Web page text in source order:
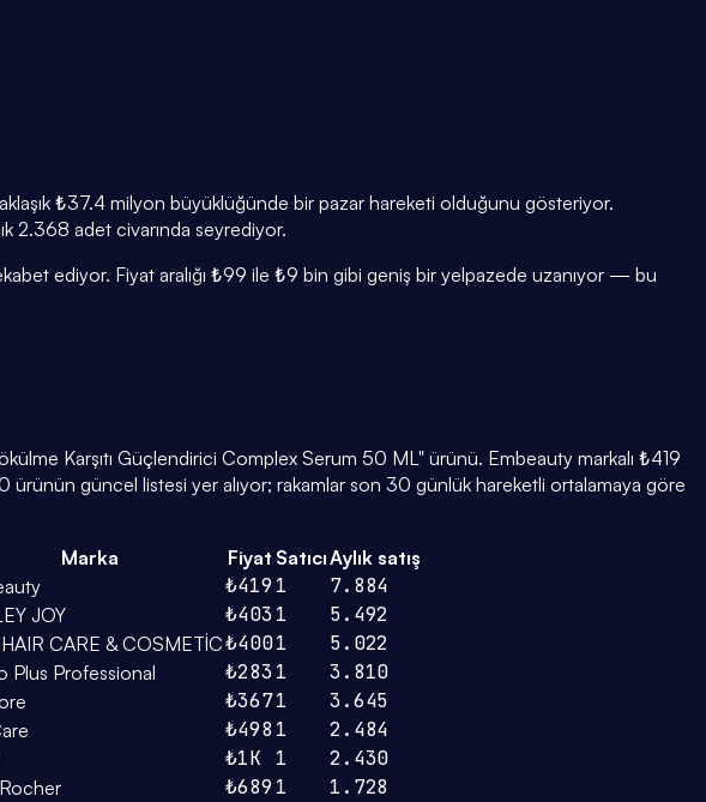
₺37.4 milyon büyüklüğünde bir pazar hareketi olduğunu gösteriyor.
2.368 adet civarında seyrediyor.
ediyor. Fiyat aralığı ₺99 ile ₺9 bin gibi geniş bir yelpazede uzanıyor — bu
Karşıtı Güçlendirici Complex Serum 50 ML" ürünü. Embeauty markalı ₺419
ürünün güncel listesi yer alıyor; rakamlar son 30 günlük hareketli ortalamaya göre
Marka Fiyat SatıcıAylık satış
₺419 1
7.884
JOY ₺4031
5.492
CARE & COSMETİC₺4001
5.022
Plus Professional ₺2831
3.810
₺3671
3.645
₺498 1
2.484
₺1K 1
2.430
₺689 1
1.728